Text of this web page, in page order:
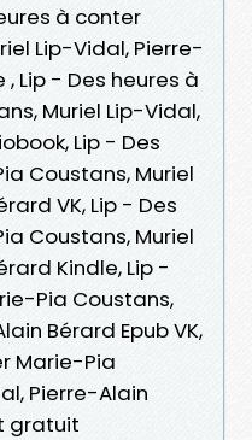
à conter
Lip-Vidal, Pierre-
Lip - Des heures à
Muriel Lip-Vidal,
Lip - Des
Coustans, Muriel
VK, Lip - Des
Coustans, Muriel
Kindle, Lip -
Pia Coustans,
Bérard Epub VK,
Marie-Pia
Pierre-Alain
gratuit